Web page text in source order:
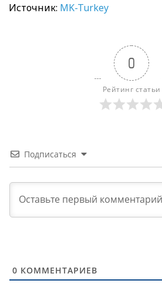
Источник: MK-Turkey
0
Рейтинг статьи
Подписаться
0 КОММЕНТАРИЕВ